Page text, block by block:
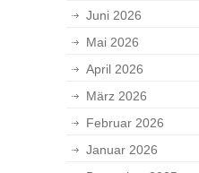
Juni 2026
Mai 2026
April 2026
März 2026
Februar 2026
Januar 2026